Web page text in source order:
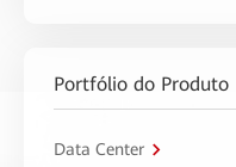
Portfólio do Produto
Data Center